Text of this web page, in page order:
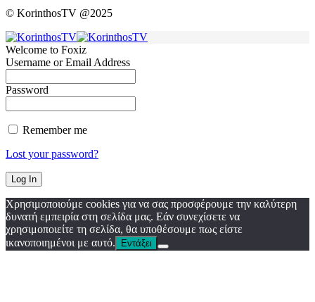
© KorinthosTV @2025
Welcome to Foxiz
Username or Email Address
Password
Remember me
Lost your password?
Χρησιμοποιούμε cookies για να σας προσφέρουμε την καλύτερη
δυνατή εμπειρία στη σελίδα μας. Εάν συνεχίσετε να
χρησιμοποιείτε τη σελίδα, θα υποθέσουμε πως είστε
ικανοποιημένοι με αυτό.
Εντάξει